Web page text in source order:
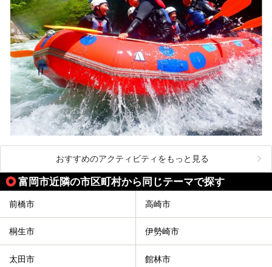
おすすめのアクティビティをもっと見る
富岡市近隣の市区町村から同じテーマで探す
前橋市 高崎市
桐生市 伊勢崎市
太田市 館林市